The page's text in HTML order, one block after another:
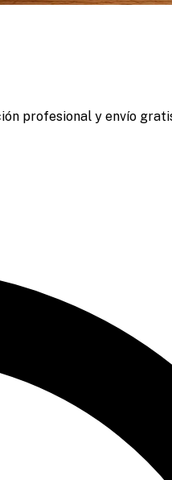
profesional y envío